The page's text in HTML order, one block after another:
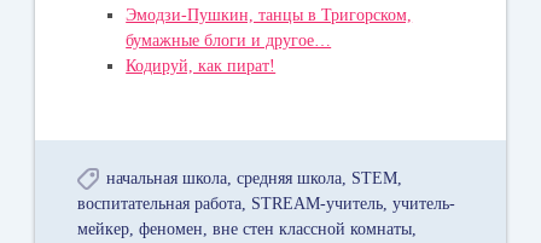
Эмодзи-Пушкин, танцы в Тригорском,
бумажные блоги и другое…
Кодируй, как пират!
начальная школа средняя школа STEM
воспитательная работа STREAM-учитель учитель-
мейкер феномен
вне стен классной комнаты